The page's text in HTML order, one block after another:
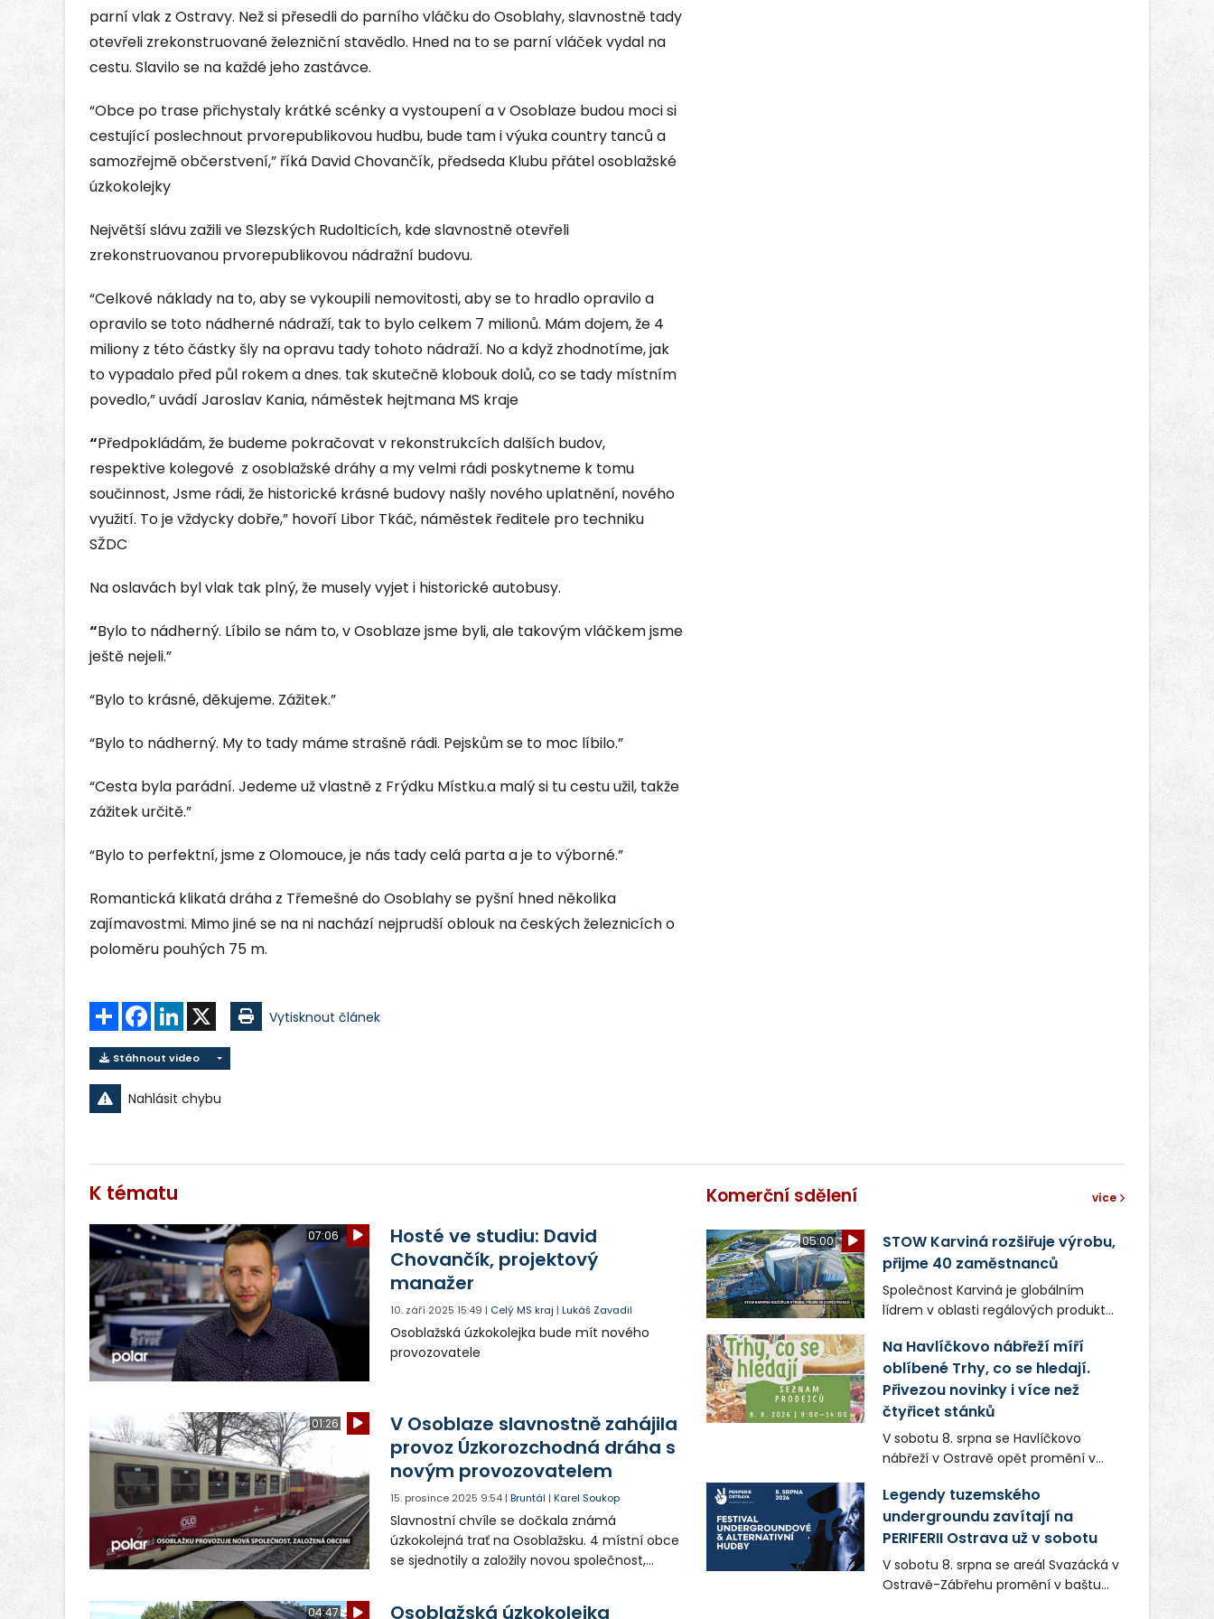
parní vlak z Ostravy. Než si přesedli do parního vláčku do Osoblahy, slavnostně tady
otevřeli zrekonstruované železniční stavědlo. Hned na to se parní vláček vydal na
cestu. Slavilo se na každé jeho zastávce.
“Obce po trase přichystaly krátké scénky a vystoupení a v Osoblaze budou moci si
cestující poslechnout prvorepublikovou hudbu, bude tam i výuka country tanců a
samozřejmě občerstvení,” říká David Chovančík, předseda Klubu přátel osoblažské
úzkokolejky
Největší slávu zažili ve Slezských Rudolticích, kde slavnostně otevřeli
zrekonstruovanou prvorepublikovou nádražní budovu.
“Celkové náklady na to, aby se vykoupili nemovitosti, aby se to hradlo opravilo a
opravilo se toto nádherné nádraží, tak to bylo celkem 7 milionů. Mám dojem, že 4
miliony z této částky šly na opravu tady tohoto nádraží. No a když zhodnotíme, jak
to vypadalo před půl rokem a dnes. tak skutečně klobouk dolů, co se tady místním
povedlo,” uvádí Jaroslav Kania, náměstek hejtmana MS kraje
“Předpokládám, že budeme pokračovat v rekonstrukcích dalších budov,
respektive kolegové z osoblažské dráhy a my velmi rádi poskytneme k tomu
součinnost, Jsme rádi, že historické krásné budovy našly nového uplatnění, nového
využití. To je vždycky dobře,” hovoří Libor Tkáč, náměstek ředitele pro techniku
SŽDC
Na oslavách byl vlak tak plný, že musely vyjet i historické autobusy.
“Bylo to nádherný. Líbilo se nám to, v Osoblaze jsme byli, ale takovým vláčkem jsme
ještě nejeli.”
“Bylo to krásné, děkujeme. Zážitek.”
“Bylo to nádherný. My to tady máme strašně rádi. Pejskům se to moc líbilo.”
“Cesta byla parádní. Jedeme už vlastně z Frýdku Místku.a malý si tu cestu užil, takže
zážitek určitě.”
“Bylo to perfektní, jsme z Olomouce, je nás tady celá parta a je to výborné.”
Romantická klikatá dráha z Třemešné do Osoblahy se pyšní hned několika
zajímavostmi. Mimo jiné se na ni nachází nejprudší oblouk na českých železnicích o
poloměru pouhých 75 m.
Sdílet FacebookLinkedIn Vytisknout článek
Stáhnout video
Nahlásit chybu
K tématu
07:06
Hosté ve studiu: David
Chovančík, projektový
manažer
10. září 2025 15:49 | Celý MS kraj |Lukáš Zavadil
Osoblažská úzkokolejka bude mít nového
provozovatele
01:26
V Osoblaze slavnostně zahájila
provoz Úzkorozchodná dráha s
novým provozovatelem
15. prosince 2025 9:54 |Bruntál |Karel Soukop
Slavnostní chvíle se dočkala známá
úzkokolejná trať na Osoblažsku. 4 místní obce
se sjednotily a založily novou společnost,
04:47
Osoblažská úzkokolejka
Komerční sdělení více
05:00
STOW Karviná rozšiřuje výrobu,
přijme 40 zaměstnanců
Společnost Karviná je globálním
lídrem v oblasti regálových produktů
zaměstnavatelem na Karvinsku a
firmou s obrovským potenciálem.
Na Havlíčkovo nábřeží míří
oblíbené Trhy, co se hledají.
Přivezou novinky i více než
čtyřicet stánků
V sobotu 8. srpna se Havlíčkovo
nábřeží v Ostravě opět promění v
lokálních výrobků. Trhy, co se hledají
tentokrát nabídnou více než čtyřicet
pečlivě vybraných stánků s kvalitní
gastronomií, farmářskými produkty,
designem i řemeslnou tvorbou.
Návštěvníci se mohou těšit nejen na
Legendy tuzemského
undergroundu zavítají na
PERIFERII Ostrava už v sobotu
V sobotu 8. srpna se areál Svazácká v
Ostravě-Zábřehu promění v baštu